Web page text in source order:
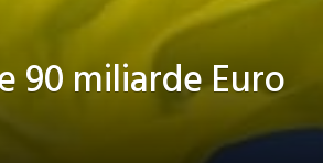
90 miliarde Euro